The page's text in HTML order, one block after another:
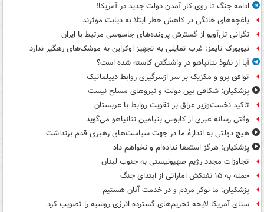
ادامه جنگ تا روی کار آمدن دولت جدید در آمریکا!
باغچه‌های خانگی در کاهش خطر ابتلا به دیابت موثرند
نگرانی تل‌آویو از گسترش پرونده‌های جاسوسی مرتبط با ایران
نیویورک تایمز: غرب تمایلی به تجهیز اوکراین به موشک‌های رهگیر ندارد
آیا از نفوذ نتانیاهو در واشنگتن کاسته شده است؟
توافق پرو و مکزیک بر سر ازسرگیری روابط دیپلماتیک
پزشکیان: شکافی بین دولت و نیروهای مسلح نیست
تاکید نخست‌وزیر عراق بر تقویت روابط با عربستان
وقتی رسانه عبری از کابوس بنیامین نتانیاهو می‌گوید
هیچ دولتی به اندازۀ ما در جهت سیاست‌های رهبری قدم برنداشت
پزشکیان: هرگز استعفا نداده‌ام و نخواهم داد
تجاوزات مجدد رژیم صهیونیستی به جنوب لبنان
حمله به ۱۵ نفتکش‌ اماراتی از ابتدای جنگ
پزشکیان: ما نوکر مردم و در خدمت آنان هستیم
سنای آمریکا لایحه تحریم‌های گسترده انرژی روسیه را تصویب کرد